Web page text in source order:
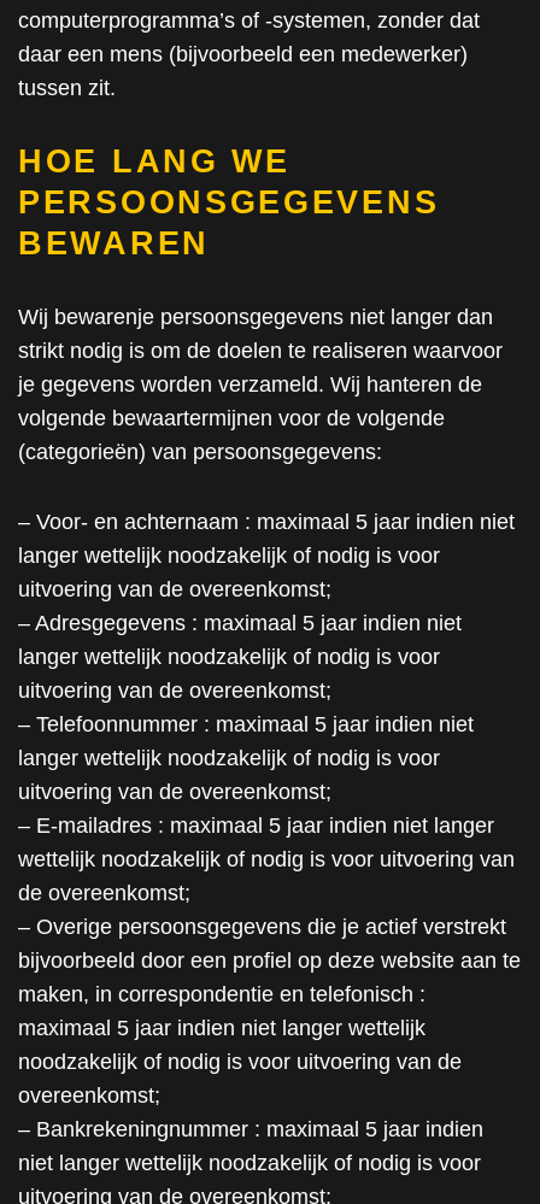
computerprogramma’s of -systemen, zonder dat
daar een mens (bijvoorbeeld een medewerker)
tussen zit.
HOE LANG WE
PERSOONSGEGEVENS
BEWAREN
Wij bewarenje persoonsgegevens niet langer dan
strikt nodig is om de doelen te realiseren waarvoor
je gegevens worden verzameld. Wij hanteren de
volgende bewaartermijnen voor de volgende
(categorieën) van persoonsgegevens:
– Voor- en achternaam : maximaal 5 jaar indien niet
langer wettelijk noodzakelijk of nodig is voor
uitvoering van de overeenkomst;
– Adresgegevens : maximaal 5 jaar indien niet
langer wettelijk noodzakelijk of nodig is voor
uitvoering van de overeenkomst;
– Telefoonnummer : maximaal 5 jaar indien niet
langer wettelijk noodzakelijk of nodig is voor
uitvoering van de overeenkomst;
– E-mailadres : maximaal 5 jaar indien niet langer
wettelijk noodzakelijk of nodig is voor uitvoering van
de overeenkomst;
– Overige persoonsgegevens die je actief verstrekt
bijvoorbeeld door een profiel op deze website aan te
maken, in correspondentie en telefonisch :
maximaal 5 jaar indien niet langer wettelijk
noodzakelijk of nodig is voor uitvoering van de
overeenkomst;
– Bankrekeningnummer : maximaal 5 jaar indien
niet langer wettelijk noodzakelijk of nodig is voor
uitvoering van de overeenkomst;